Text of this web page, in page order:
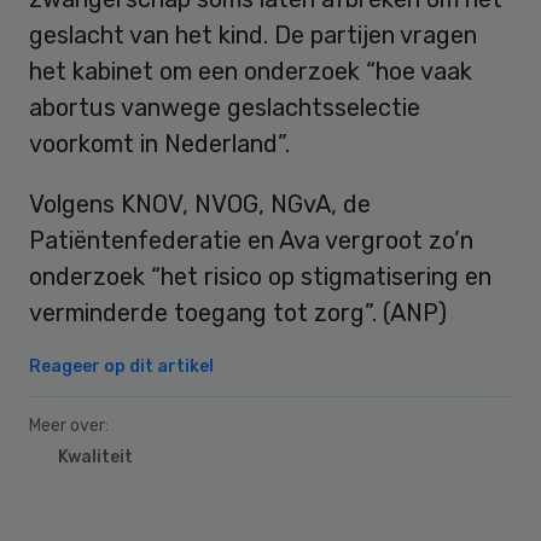
geslacht van het kind. De partijen vragen
het kabinet om een onderzoek “hoe vaak
abortus vanwege geslachtsselectie
voorkomt in Nederland”.
Volgens KNOV, NVOG, NGvA, de
Patiëntenfederatie en Ava vergroot zo’n
onderzoek “het risico op stigmatisering en
verminderde toegang tot zorg”. (ANP)
Reageer op dit artikel
Meer over:
Kwaliteit